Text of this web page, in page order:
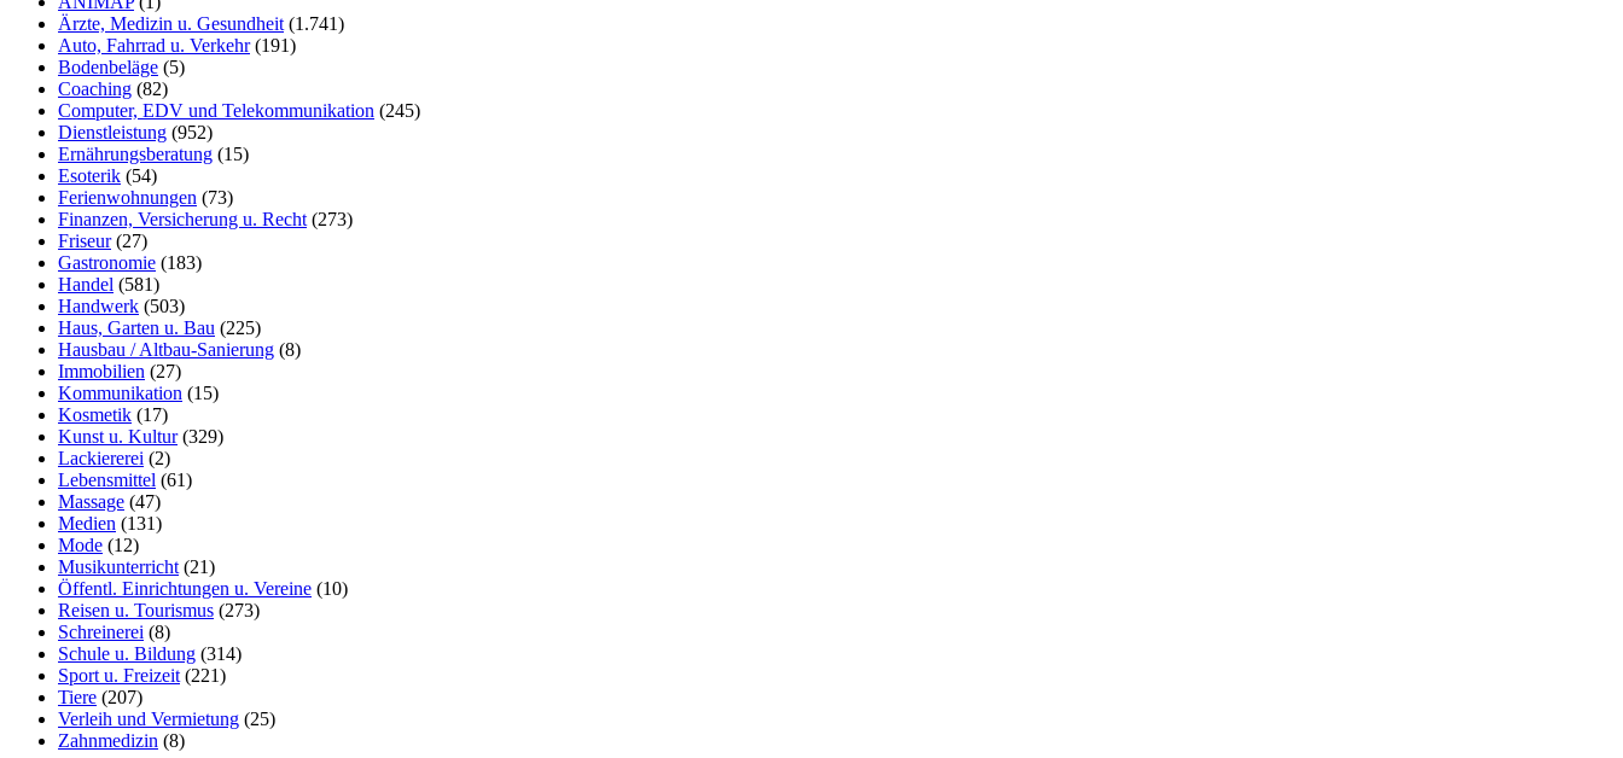
Ärzte, Medizin u. Gesundheit (1.741)
Auto, Fahrrad u. Verkehr(191)
Bodenbeläge (5)
Coaching (82)
Computer, EDV und Telekommunikation (245)
Dienstleistung (952)
Ernährungsberatung (15)
Esoterik (54)
Ferienwohnungen (73)
Finanzen, Versicherung u. Recht (273)
Friseur(27)
Gastronomie (183)
Handel (581)
Handwerk (503)
Haus, Garten u. Bau (225)
Hausbau / Altbau-Sanierung (8)
Immobilien (27)
Kommunikation (15)
Kosmetik (17)
Kunst u. Kultur(329)
Lackiererei (2)
Lebensmittel (61)
Massage (47)
Medien (131)
Mode (12)
Musikunterricht (21)
Öffentl. Einrichtungen u. Vereine (10)
Reisen u. Tourismus (273)
Schreinerei (8)
Schule u. Bildung (314)
Sport u. Freizeit (221)
Tiere (207)
Verleih und Vermietung (25)
Zahnmedizin (8)